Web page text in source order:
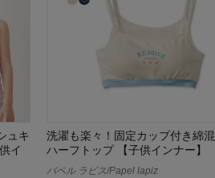
ュキ
イ
洗濯も楽々！固定カップ付き綿混
ハーフトップ 【子供インナー】
パペル ラピス/Papel lapiz